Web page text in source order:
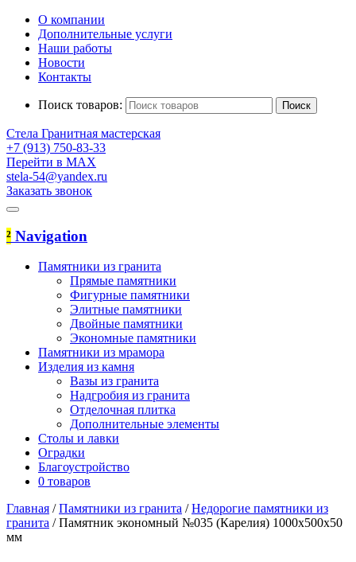
О компании
Дополнительные услуги
Наши работы
Новости
Контакты
Поиск товаров:
Стела Гранитная мастерская
+7 (913) 750-83-33
Перейти в MAX
stela-54@yandex.ru
Заказать звонок
² Navigation
Памятники из гранита
Прямые памятники
Фигурные памятники
Элитные памятники
Двойные памятники
Экономные памятники
Памятники из мрамора
Изделия из камня
Вазы из гранита
Надгробия из гранита
Отделочная плитка
Дополнительные элементы
Столы и лавки
Оградки
Благоустройство
0 товаров
Главная /Памятники из гранита /Недорогие памятники из
гранита / Памятник экономный №035 (Карелия) 1000х500х50
мм